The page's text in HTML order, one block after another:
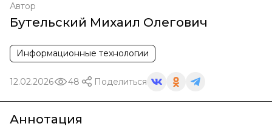
Автор
Бутельский Михаил Олегович
Информационные технологии
12.02.2026 48 Поделиться
Аннотация